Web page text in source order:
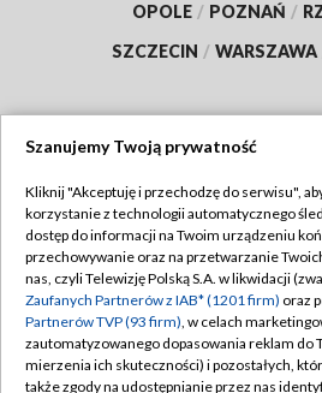
OPOLE / POZNAŃ /
SZCZECIN / WARSZAWA
TVP
Abonament TVP
Emisja w TVP
Centrum informacji TVP
Naziemna Telewizja Cyfrowa
Regulamin
Polityka
Moje
Pomoc
Szanujemy Twoją prywatność
Kliknij "Akceptuję i przechodzę do serwisu",
korzystanie z technologii automatycznego
dostęp do informacji na Twoim urządzeniu
przechowywanie oraz na przetwarzanie
nas, czyli Telewizję Polską S.A. w likwidacji
Zaufanych Partnerów z IAB* (1201 firm) oraz
Partnerów TVP (93 firm), w celach
zautomatyzowanego dopasowania reklam do
mierzenia ich skuteczności) i pozostałych,
także zgody na udostępnianie przez nas